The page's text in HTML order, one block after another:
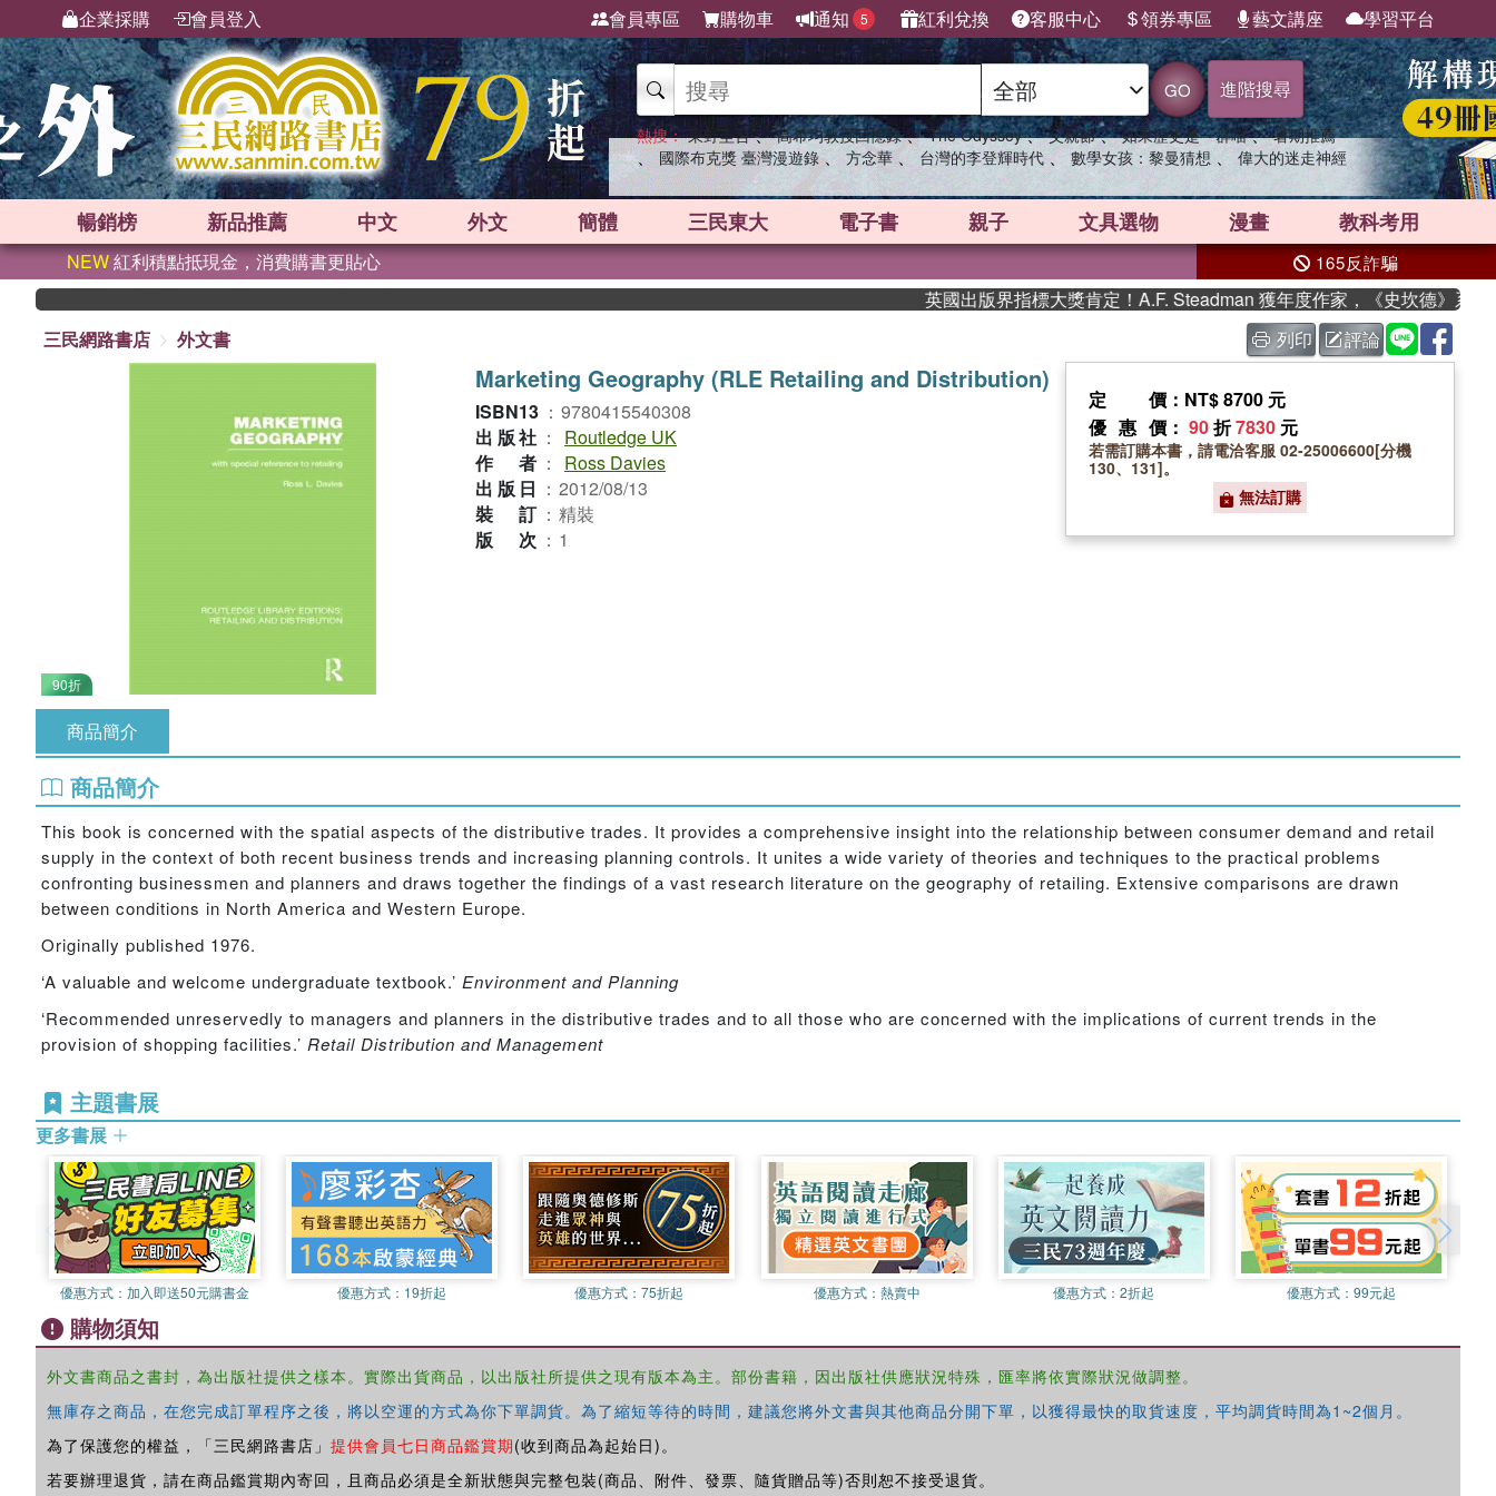
企業採購 會員登入 會員專區 購物車 通知 5 紅利兌換 客服中心 領券專區 藝文講座 學習平台
GO 進階搜尋
熱搜： 東野圭吾 、 高希均教授回憶錄 、 The Odyssey 、 父親節 、 如果歷史是一群喵 、 暑期推薦
、 國際布克獎 臺灣漫遊錄 、 方念華 、 台灣的李登輝時代 、 數學女孩：黎曼猜想 、 偉大的迷走神經
暢銷榜 新品推薦 中文 外文 簡體 三民東大 電子書 親子 文具選物 漫畫 教科考用
NEW紅利積點抵現金，消費購書更貼心 165反詐騙
英國出版界指標大獎肯定！A.F. Steadman 獲年度作家，《史坎德》系列帶
三民網路書店
外文書 列印 評論
90折
Marketing Geography (RLE Retailing and Distribution)
ISBN13 ： 9780415540308
出版社 ：
Routledge UK
作者 ：
Ross Davies
出版日 ： 2012/08/13
裝訂 ： 精裝
版次 ： 1
定價 ：NT$ 8700 元
優惠價 ： 90折7830 元
若需訂購本書，請電洽客服 02-25006600[分機
130、131]。
無法訂購
商品簡介
商品簡介
This book is concerned with the spatial aspects of the distributive trades. It provides a comprehensive insight into the relationship between consumer demand and retail
supply in the context of both recent business trends and increasing planning controls. It unites a wide variety of theories and techniques to the practical problems
confronting businessmen and planners and draws together the findings of a vast research literature on the geography of retailing. Extensive comparisons are drawn
between conditions in North America and Western Europe.
Originally published 1976.
‘A valuable and welcome undergraduate textbook.’ Environment and Planning
‘Recommended unreservedly to managers and planners in the distributive trades and to all those who are concerned with the implications of current trends in the
provision of shopping facilities.’ Retail Distribution and Management
主題書展
更多書展
優惠方式： 加入即送50元購書金 優惠方式： 19折起 優惠方式：75折起 優惠方式： 熱賣中 優惠方式：2折起 優惠方式：99元起
購物須知
外文書商品之書封，為出版社提供之樣本。實際出貨商品，以出版社所提供之現有版本為主。部份書籍，因出版社供應狀況特殊，匯率將依實際狀況做調整。
無庫存之商品，在您完成訂單程序之後，將以空運的方式為你下單調貨。為了縮短等待的時間，建議您將外文書與其他商品分開下單，以獲得最快的取貨速度，平均調貨時間為1~2個月。
為了保護您的權益，「三民網路書店」 提供會員七日商品鑑賞期(收到商品為起始日)。
若要辦理退貨，請在商品鑑賞期內寄回，且商品必須是全新狀態與完整包裝(商品、附件、發票、隨貨贈品等)否則恕不接受退貨。